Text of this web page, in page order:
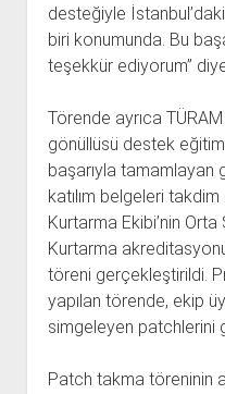
desteğiyle
biri konumunda. Bu
teşekkür ediyorum”
Törende ayrıca
gönüllüsü destek
başarıyla tamamlayan
katılım belgeleri
Kurtarma Ekibi’nin
Kurtarma
töreni gerçekleştirildi.
yapılan törende, ekip
simgeleyen patchlerini
Patch takma töreninin